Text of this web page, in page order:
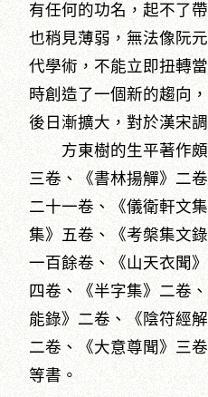
有任何的功名，起不了
也稍見薄弱，無法像阮
代學術，不能立即扭轉
時創造了一個新的趨向
後日漸擴大，對於漢宋
方東樹的生平著作頗
三卷、《書林揚觶》二
二十一卷、《儀衛軒文
集》五卷、《考槃集文
一百餘卷、《山天衣聞
四卷、《半字集》二卷
能錄》二卷、《陰符經
二卷、《大意尊聞》三
等書。